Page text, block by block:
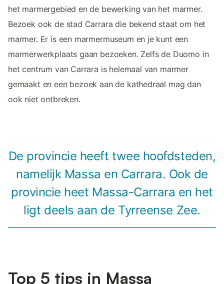
het marmergebied en de bewerking van het marmer.
Bezoek ook de stad Carrara die bekend staat om het
marmer. Er is een marmermuseum en je kunt een
marmerwerkplaats gaan bezoeken. Zelfs de Duomo in
het centrum van Carrara is helemaal van marmer
gemaakt en een bezoek aan de kathedraal mag dan
ook niet ontbreken.
De provincie heeft twee hoofdsteden,
namelijk Massa en Carrara. Ook de
provincie heet Massa-Carrara en het
ligt deels aan de Tyrreense Zee.
Top 5 tips in Massa